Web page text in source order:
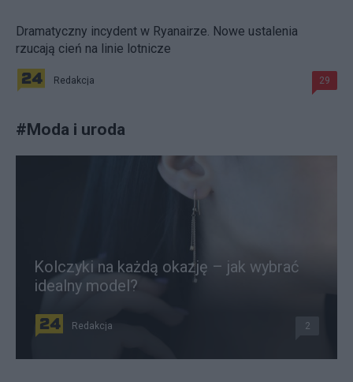
Dramatyczny incydent w Ryanairze. Nowe ustalenia
rzucają cień na linie lotnicze
Redakcja 29
#Moda i uroda
Kolczyki na każdą okazję – jak wybrać
idealny model?
Redakcja 2